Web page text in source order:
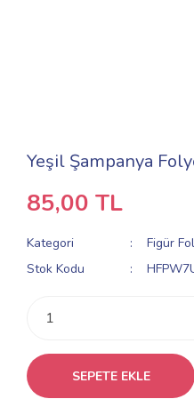
Yeşil Şampanya
85,00 TL
Kategori
Figür
Stok Kodu
SEPETE EKLE